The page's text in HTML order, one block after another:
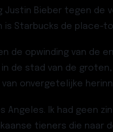
Bieber tegen
is Starbucks de place-
de opwinding van
de stad van de
onvergetelijke
Angeles. Ik had geen
tieners die